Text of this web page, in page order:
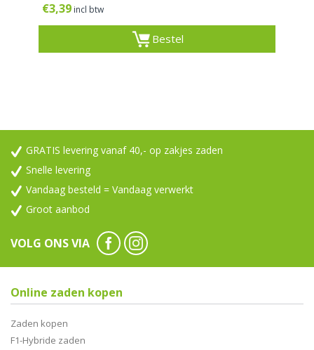
€3,39 incl btw
Bestel
GRATIS levering vanaf 40,- op zakjes zaden
Snelle levering
Vandaag besteld = Vandaag verwerkt
Groot aanbod
VOLG ONS VIA
Online zaden kopen
Zaden kopen
F1-Hybride zaden